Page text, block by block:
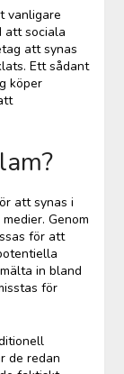
vanligare
att sociala
att synas
Ett sådant
köper
att synas i
Genom
för att
in bland
för
de redan